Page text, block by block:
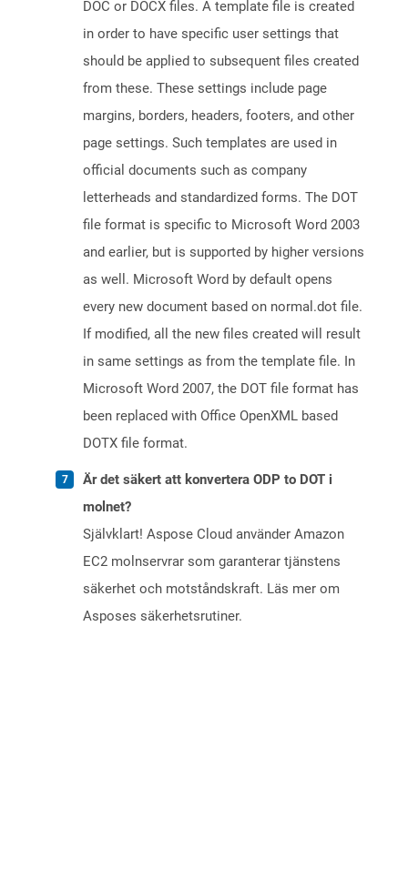
DOC or DOCX files. A template file is created
in order to have specific user settings that
should be applied to subsequent files created
from these. These settings include page
margins, borders, headers, footers, and other
page settings. Such templates are used in
official documents such as company
letterheads and standardized forms. The DOT
file format is specific to Microsoft Word 2003
and earlier, but is supported by higher versions
as well. Microsoft Word by default opens
every new document based on normal.dot file.
If modified, all the new files created will result
in same settings as from the template file. In
Microsoft Word 2007, the DOT file format has
been replaced with Office OpenXML based
DOTX file format.
Är det säkert att konvertera ODP to DOT i
molnet?
Självklart! Aspose Cloud använder Amazon
EC2 molnservrar som garanterar tjänstens
säkerhet och motståndskraft. Läs mer om
Asposes säkerhetsrutiner.